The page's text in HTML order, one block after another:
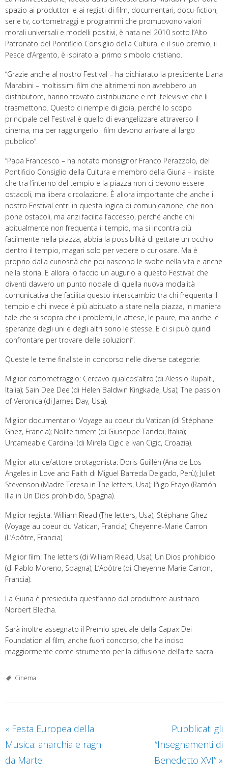
spazio ai produttori e ai registi di film, documentari, docu-fiction,
serie tv, cortometraggi e programmi che promuovono valori
morali universali e modelli positivi, è nata nel 2010 sotto l’Alto
Patronato del Pontificio Consiglio della Cultura, e il suo premio, il
Pesce d’Argento, è ispirato al primo simbolo cristiano.
“Grazie anche al nostro Festival – ha dichiarato la presidente Liana
Marabini – moltissimi film che altrimenti non avrebbero un
distributore, hanno trovato distribuzione e reti televisive che li
trasmettono. Questo ci riempie di gioia, perché lo scopo
principale del Festival è quello di evangelizzare attraverso il
cinema, ma per raggiungerlo i film devono arrivare al largo
pubblico”.
“Papa Francesco – ha notato monsignor Franco Perazzolo, del
Pontificio Consiglio della Cultura e membro della Giuria – insiste
che tra l’interno del tempio e la piazza non ci devono essere
ostacoli, ma libera circolazione. È allora importante che anche il
nostro Festival entri in questa logica di comunicazione, che non
pone ostacoli, ma anzi facilita l’accesso, perché anche chi
abitualmente non frequenta il tempio, ma si incontra più
facilmente nella piazza, abbia la possibilità di gettare un occhio
dentro il tempio, magari solo per vedere o curiosare. Ma è
proprio dalla curiosità che poi nascono le svolte nella vita e anche
nella storia. E allora io faccio un augurio a questo Festival: che
diventi davvero un punto nodale di quella nuova modalità
comunicativa che facilita questo interscambio tra chi frequenta il
tempio e chi invece è più abituato a stare nella piazza, in maniera
tale che si scopra che i problemi, le attese, le paure, ma anche le
speranze degli uni e degli altri sono le stesse. E ci si può quindi
confrontare per trovare delle soluzioni”.
Queste le terne finaliste in concorso nelle diverse categorie:
Miglior cortometraggio: Cercavo qualcos’altro (di Alessio Rupalti,
Italia); Sain Dee Dee (di Helen Baldwin Kingkade, Usa); The passion
of Veronica (di James Day, Usa).
Miglior documentario: Voyage au coeur du Vatican (di Stéphane
Ghez, Francia); Nolite timere (di Giuseppe Tandoi, Italia);
Untameable Cardinal (di Mirela Cigic e Ivan Cigic, Croazia).
Miglior attrice/attore protagonista: Doris Guillén (Ana de Los
Angeles in Love and Faith di Miguel Barreda Delgado, Perù); Juliet
Stevenson (Madre Teresa in The letters, Usa); Iñigo Etayo (Ramón
Illa in Un Dios prohibido, Spagna).
Miglior regista: William Riead (The letters, Usa); Stéphane Ghez
(Voyage au coeur du Vatican, Francia); Cheyenne-Marie Carron
(L’Apôtre, Francia).
Miglior film: The letters (di William Riead, Usa); Un Dios prohibido
(di Pablo Moreno, Spagna); L’Apôtre (di Cheyenne-Marie Carron,
Francia).
La Giuria è presieduta quest’anno dal produttore austriaco
Norbert Blecha.
Sarà inoltre assegnato il Premio speciale della Capax Dei
Foundation al film, anche fuori concorso, che ha inciso
maggiormente come strumento per la diffusione dell’arte sacra.
Cinema
« Festa Europea della
Musica: anarchia e ragni
da Marte
Pubblicati gli
“Insegnamenti di
Benedetto XVI” »